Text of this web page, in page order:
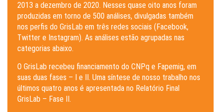
2013 a dezembro de 2020. Nesses quase oito anos foram
produzidas em torno de 500 análises, divulgadas também
nos perfis do GrisLab em três redes sociais (Facebook,
Twitter e Instagram). As análises estão agrupadas nas
categorias abaixo.
O GrisLab recebeu financiamento do CNPq e Fapemig, em
suas duas fases – I e II. Uma síntese de nosso trabalho nos
últimos quatro anos é apresentada no Relatório Final
GrisLab – Fase II.